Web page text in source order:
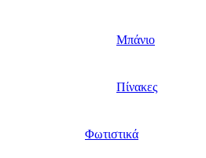
Μπάνιο
Πίνακες
Φωτιστικά